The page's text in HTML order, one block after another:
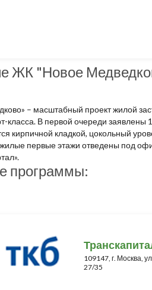
ЖК "Новое
– масштабный проект жилой
класса. В первой очереди
кирпичной кладкой, цокольный
первые этажи отведены под
программы:
109147, г. Москва,
27/35